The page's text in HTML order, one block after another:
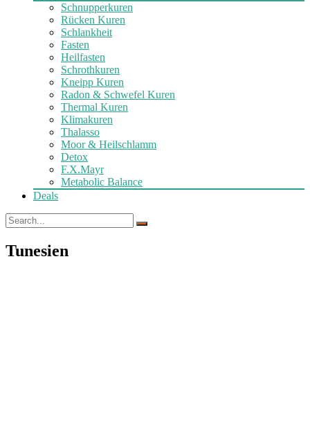
Schnupperkuren
Rücken Kuren
Schlankheit
Fasten
Heilfasten
Schrothkuren
Kneipp Kuren
Radon & Schwefel Kuren
Thermal Kuren
Klimakuren
Thalasso
Moor & Heilschlamm
Detox
F.X.Mayr
Metabolic Balance
Deals
Tunesien